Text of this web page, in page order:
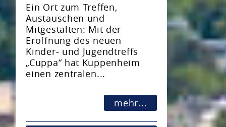
Ein Ort zum Treffen,
Austauschen und
Mitgestalten: Mit der
Eröffnung des neuen
Kinder- und Jugendtreffs
„Cuppa“ hat Kuppenheim
einen zentralen...
mehr...